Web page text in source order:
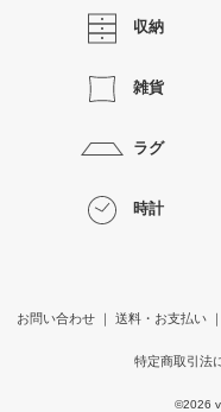
収納
雑貨
ラグ
時計
お問い合わせ ｜ 送料・お支払い ｜
特定商取引法
©2026